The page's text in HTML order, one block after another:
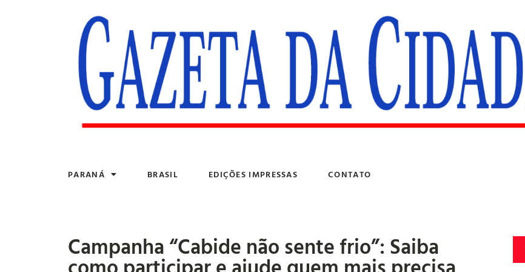
PARANÁ BRASIL EDIÇÕES IMPRESSAS CONTATO
Campanha “Cabide não sente frio”: Saiba